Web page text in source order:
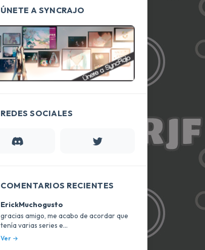
ÚNETE A SYNCRAJO
REDES SOCIALES
COMENTARIOS RECIENTES
ErickMuchogusto
gracias amigo, me acabo de acordar que
tenía varias series e...
Ver